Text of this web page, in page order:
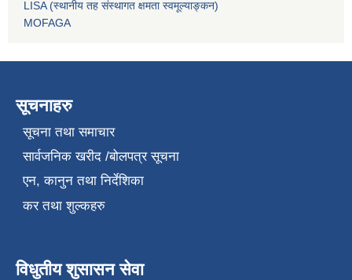
LISA (स्थानीय तह संस्थागत क्षमता स्वमूल्याङ्कन)
MOFAGA
सूचनाहरु
सूचना तथा समाचार
सार्वजनिक खरीद /बोलपत्र सूचना
एन, कानुन तथा निर्देशिका
कर तथा शुल्कहरु
विधुतीय शुसासन सेवा